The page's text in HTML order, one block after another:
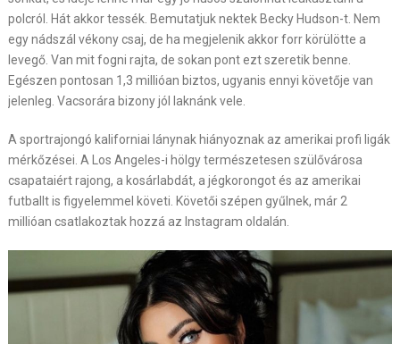
polcról. Hát akkor tessék. Bemutatjuk nektek Becky Hudson-t. Nem
egy nádszál vékony csaj, de ha megjelenik akkor forr körülötte a
levegő. Van mit fogni rajta, de sokan pont ezt szeretik benne.
Egészen pontosan 1,3 millióan biztos, ugyanis ennyi követője van
jelenleg. Vacsorára bizony jól laknánk vele.
A sportrajongó kaliforniai lánynak hiányoznak az amerikai profi ligák
mérkőzései. A Los Angeles-i hölgy természetesen szülővárosa
csapataiért rajong, a kosárlabdát, a jégkorongot és az amerikai
futballt is figyelemmel követi. Követői szépen gyűlnek, már 2
millióan csatlakoztak hozzá az Instagram oldalán.